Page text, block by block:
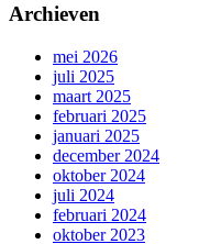
Archieven
mei 2026
juli 2025
maart 2025
februari 2025
januari 2025
december 2024
oktober 2024
juli 2024
februari 2024
oktober 2023